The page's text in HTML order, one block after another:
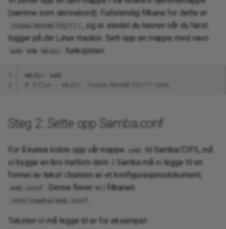
(samme som skrivebord). Fullstendig filbane for dette er
/home/NAVNETDITT/
, og er stedet du havner når du først
logger på din Linux maskin. Sett opp en mappe med navn
smb via mkdir funksjonen:
mkdir
# Eller: mkdir /home/NAVNETDITT/smb
Steg 2: Sette opp Samba.conf
For å kunne koble opp vår mappe smb
til Samba/CIFS, må
vi bygge en bro mellom dem. I Samba må vi legge til en
formel av tekst i bunnen av et konfigurasjonsdokument;
smb.conf . Denne finner vi i filbanen
/etc/samba/smb.conf
Teksten vi må legge til er for eksempel: